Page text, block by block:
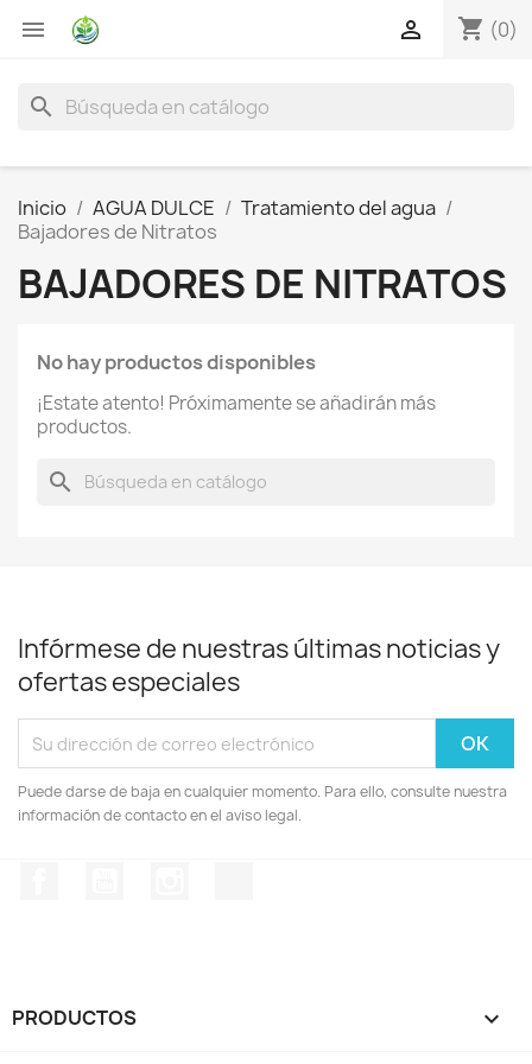
 shopping_cart (0)

search
Inicio AGUA DULCE
Tratamiento del agua
Bajadores de Nitratos
BAJADORES DE NITRATOS
No hay productos disponibles
¡Estate atento! Próximamente se añadirán más
productos.
search
Infórmese de nuestras últimas noticias y
ofertas especiales
Puede darse de baja en cualquier momento. Para ello, consulte nuestra
información de contacto en el aviso legal.
PRODUCTOS 